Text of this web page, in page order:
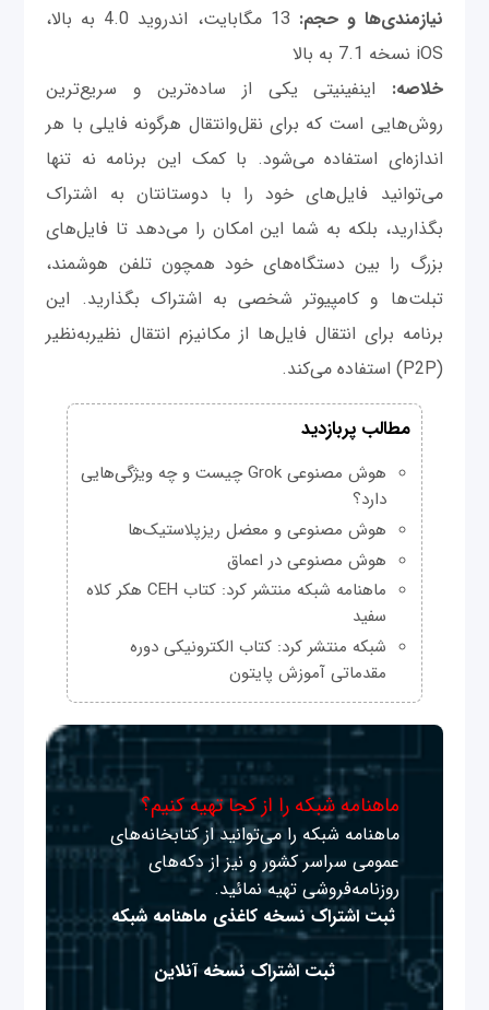
نیازمندی‌ها و حجم:
13 مگابایت، اندروید 4.0 به بالا،
iOS نسخه 7.1 به بالا
خلاصه: اینفینیتی یکی از ساده‌ترین و سریع‌ترین
روش‌هایی است که برای نقل‌وانتقال هرگونه فایلی با هر
اندازه‌ای استفاده می‌شود. با کمک این برنامه نه تنها
می‌توانید فایل‌های خود را با دوستانتان به اشتراک
بگذارید، بلکه به شما این امکان را می‌دهد تا فایل‌های
بزرگ را بین دستگاه‌های خود همچون تلفن هوشمند،
تبلت‌ها و کامپیوتر شخصی به اشتراک بگذارید. این
برنامه برای انتقال فایل‌ها از مکانیزم انتقال نظیربه‌نظیر
(P2P) استفاده می‌کند.
مطالب پربازدید
هوش مصنوعی Grok چیست و چه ویژگی‌هایی
دارد؟
هوش مصنوعی و معضل ریزپلاستیک‌ها
هوش مصنوعی در اعماق
ماهنامه شبکه منتشر کرد: کتاب CEH هکر کلاه
سفید
شبکه منتشر کرد: کتاب الکترونیکی دوره
مقدماتی آموزش پایتون
ماهنامه شبکه را از کجا تهیه کنیم؟
ماهنامه شبکه را می‌توانید از کتابخانه‌های
عمومی سراسر کشور و نیز از دکه‌های
روزنامه‌فروشی تهیه نمائید.
ثبت اشتراک نسخه کاغذی ماهنامه شبکه
ثبت اشتراک نسخه آنلاین